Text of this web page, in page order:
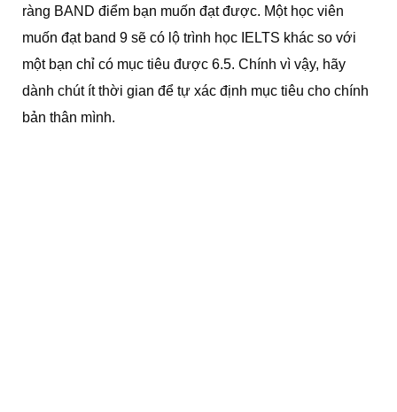
ràng BAND điểm bạn muốn đạt được. Một học viên
muốn đạt band 9 sẽ có lộ trình học IELTS khác so với
một bạn chỉ có mục tiêu được 6.5. Chính vì vậy, hãy
dành chút ít thời gian để tự xác định mục tiêu cho chính
bản thân mình.